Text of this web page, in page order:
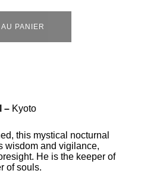
PANIER
– Kyoto
this mystical nocturnal
wisdom and vigilance,
He is the keeper of
of souls.